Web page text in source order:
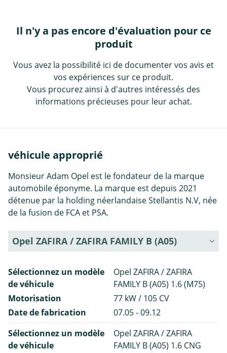
Il n'y a pas encore d'évaluation pour ce
produit
Vous avez la possibilité ici de documenter vos avis et
vos expériences sur ce produit.
Vous procurez ainsi à d'autres intéressés des
informations précieuses pour leur achat.
véhicule approprié
Monsieur Adam Opel est le fondateur de la marque
automobile éponyme. La marque est depuis 2021
détenue par la holding néerlandaise Stellantis N.V, née
de la fusion de FCA et PSA.
Opel ZAFIRA / ZAFIRA FAMILY B (A05)
Sélectionnez un modèle
de véhicule
Opel ZAFIRA / ZAFIRA
FAMILY B (A05) 1.6 (M75)
Motorisation
77 kW / 105 CV
Date de fabrication
07.05 - 09.12
Sélectionnez un modèle
de véhicule
Opel ZAFIRA / ZAFIRA
FAMILY B (A05) 1.6 CNG